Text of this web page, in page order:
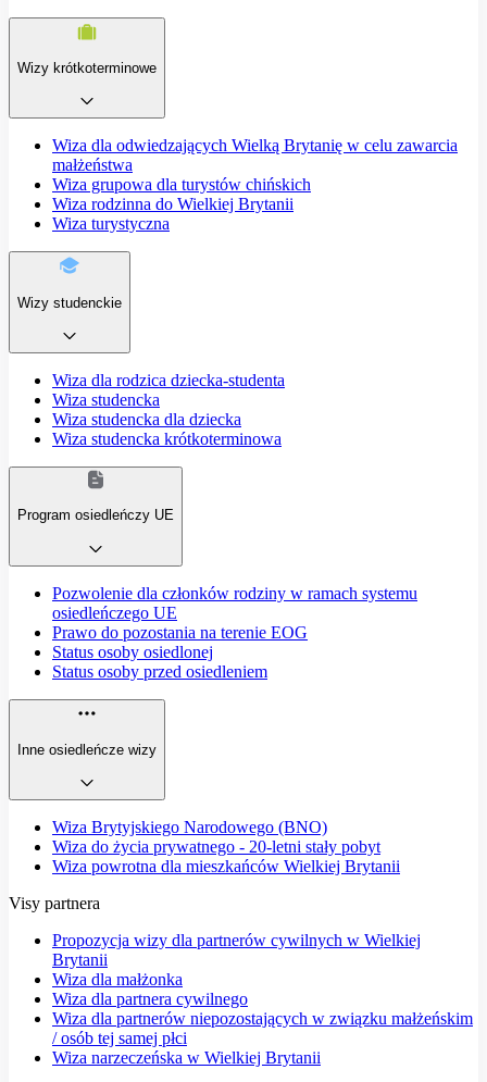
Wizy krótkoterminowe
Wiza dla odwiedzających Wielką Brytanię w celu zawarcia
małżeństwa
Wiza grupowa dla turystów chińskich
Wiza rodzinna do Wielkiej Brytanii
Wiza turystyczna
Wizy studenckie
Wiza dla rodzica dziecka-studenta
Wiza studencka
Wiza studencka dla dziecka
Wiza studencka krótkoterminowa
Program osiedleńczy UE
Pozwolenie dla członków rodziny w ramach systemu
osiedleńczego UE
Prawo do pozostania na terenie EOG
Status osoby osiedlonej
Status osoby przed osiedleniem
Inne osiedleńcze wizy
Wiza Brytyjskiego Narodowego (BNO)
Wiza do życia prywatnego - 20-letni stały pobyt
Wiza powrotna dla mieszkańców Wielkiej Brytanii
Visy partnera
Propozycja wizy dla partnerów cywilnych w Wielkiej
Brytanii
Wiza dla małżonka
Wiza dla partnera cywilnego
Wiza dla partnerów niepozostających w związku małżeńskim
/ osób tej samej płci
Wiza narzeczeńska w Wielkiej Brytanii